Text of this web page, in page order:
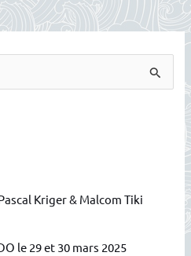
Kriger & Malcom Tiki
le 29 et 30 mars 2025